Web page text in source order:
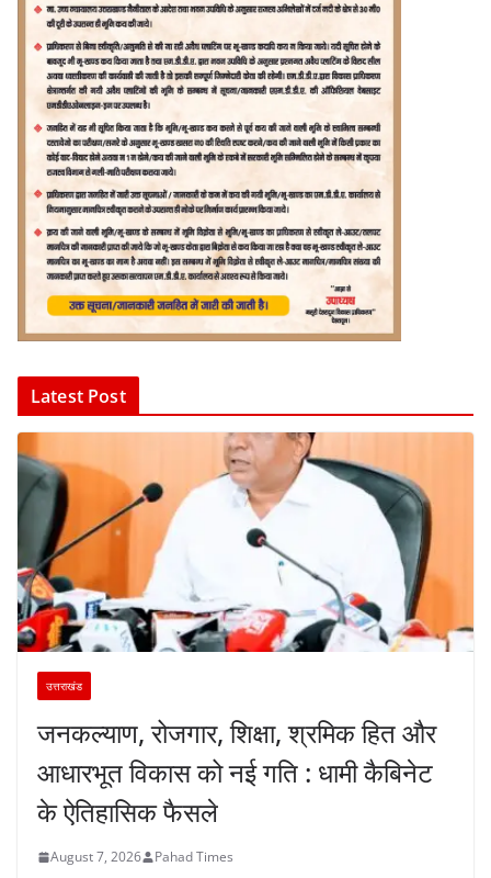
Latest Post
उत्तराखंड
जनकल्याण, रोजगार, शिक्षा, श्रमिक हित और
आधारभूत विकास को नई गति : धामी कैबिनेट
के ऐतिहासिक फैसले
August 7, 2026 Pahad Times